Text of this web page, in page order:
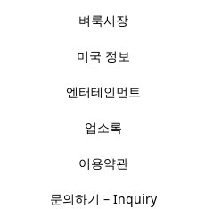
벼룩시장
미국 정보
엔터테인먼트
업소록
이용약관
문의하기 – Inquiry